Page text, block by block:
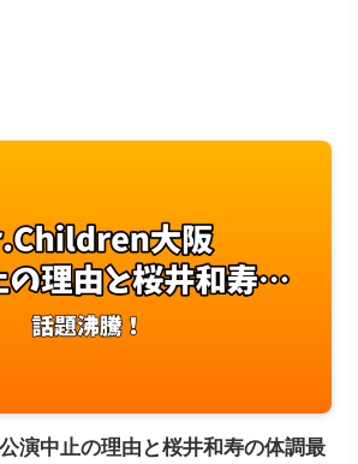
演中止の理由と桜井和寿の体調最